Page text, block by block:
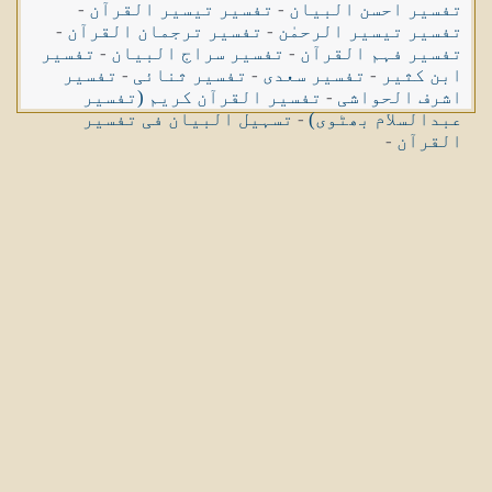
تفسیر احسن البیان - تفسیر تیسیر القرآن -
تفسیر تیسیر الرحمٰن - تفسیر ترجمان القرآن -
تفسیر فہم القرآن - تفسیر سراج البیان - تفسیر
ابن کثیر - تفسیر سعدی - تفسیر ثنائی - تفسیر
اشرف الحواشی - تفسیر القرآن کریم (تفسیر
عبدالسلام بھٹوی)-تسہیل البیان فی تفسیر
القرآن -